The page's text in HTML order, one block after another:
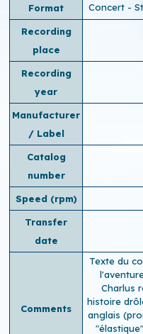
Format Concert -
Recording
place
Recording
year
Manufacturer
/ Label
Catalog
number
Speed ​​(rpm)
Transfer
date
Comments
Texte du
Charlus
histoire
anglais